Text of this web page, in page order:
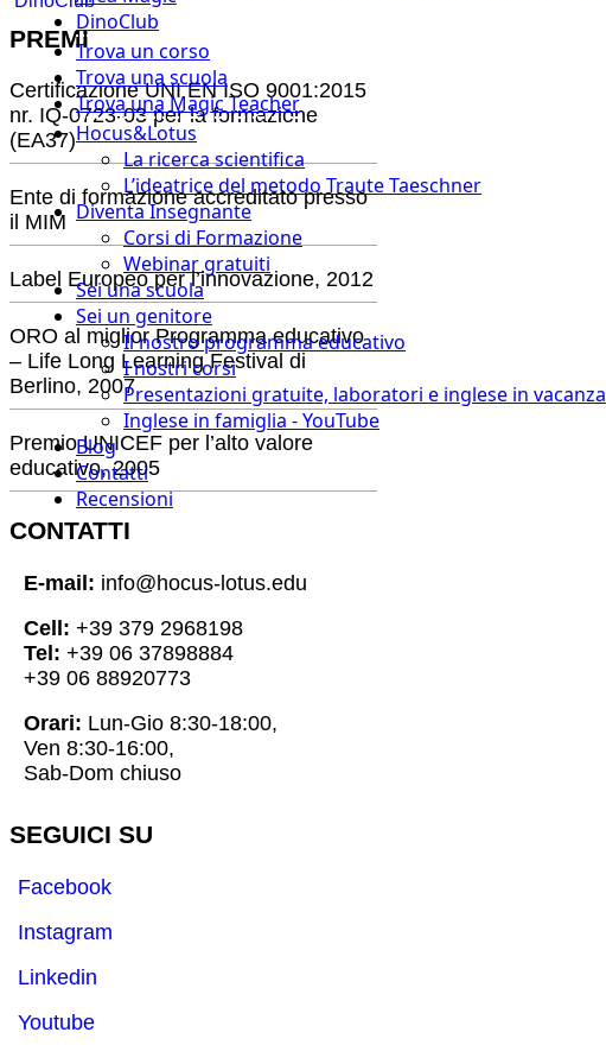
DinoClub
Trova un corso
Trova una scuola
Trova una Magic Teacher
Hocus&Lotus
La ricerca scientifica
L’ideatrice del metodo Traute Taeschner
Diventa Insegnante
Corsi di Formazione
Webinar gratuiti
Sei una scuola
Sei un genitore
Il nostro programma educativo
I nostri corsi
Presentazioni gratuite, laboratori e inglese in vacanza
Inglese in famiglia - YouTube
Blog
Contatti
Recensioni
PREMI
Certificazione UNI EN ISO 9001:2015
nr. IQ-0723-03 per la formazione
(EA37)
Ente di formazione accreditato presso
il MIM
Label Europeo per l’innovazione, 2012
ORO al miglior Programma educativo
– Life Long Learning Festival di
Berlino, 2007
Premio UNICEF per l’alto valore
educativo, 2005
CONTATTI
E-mail: info@hocus-lotus.edu
Cell: +39 379 2968198
Tel: +39 06 37898884
+39 06 88920773
Orari: Lun-Gio 8:30-18:00,
Ven 8:30-16:00,
Sab-Dom chiuso
SEGUICI SU
Facebook
Instagram
Linkedin
Youtube